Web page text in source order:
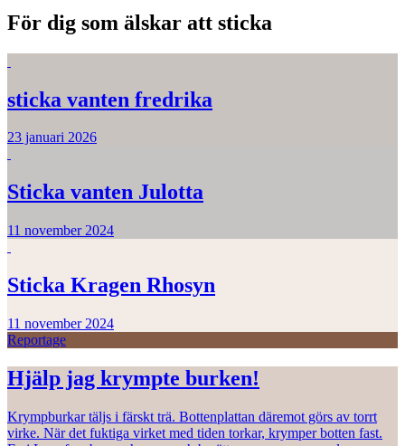
För dig som älskar att sticka
sticka vanten fredrika
23 januari 2026
Sticka vanten Julotta
11 november 2024
Sticka Kragen Rhosyn
11 november 2024
Reportage
Hjälp jag krympte burken!
Krympburkar täljs i färskt trä. Bottenplattan däremot görs av torrt
virke. När det fuktiga virket med tiden torkar, krymper botten fast.